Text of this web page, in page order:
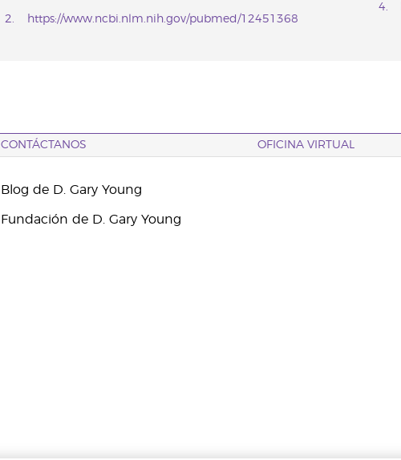
https://www.ncbi.nlm.nih.gov/pubmed/12451368
CONTÁCTANOS OFICINA VIRTUAL
Blog de D. Gary Young
Fundación de D. Gary Young